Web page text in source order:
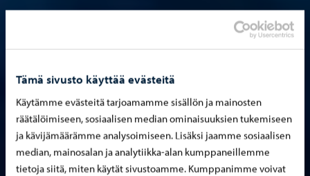
Tämä sivusto käyttää evästeitä
Käytämme evästeitä tarjoamamme sisällön ja mainosten
räätälöimiseen, sosiaalisen median ominaisuuksien tukemiseen
ja kävijämäärämme analysoimiseen. Lisäksi jaamme sosiaalisen
median, mainosalan ja analytiikka-alan kumppaneillemme
tietoja siitä, miten käytät sivustoamme. Kumppanimme voivat